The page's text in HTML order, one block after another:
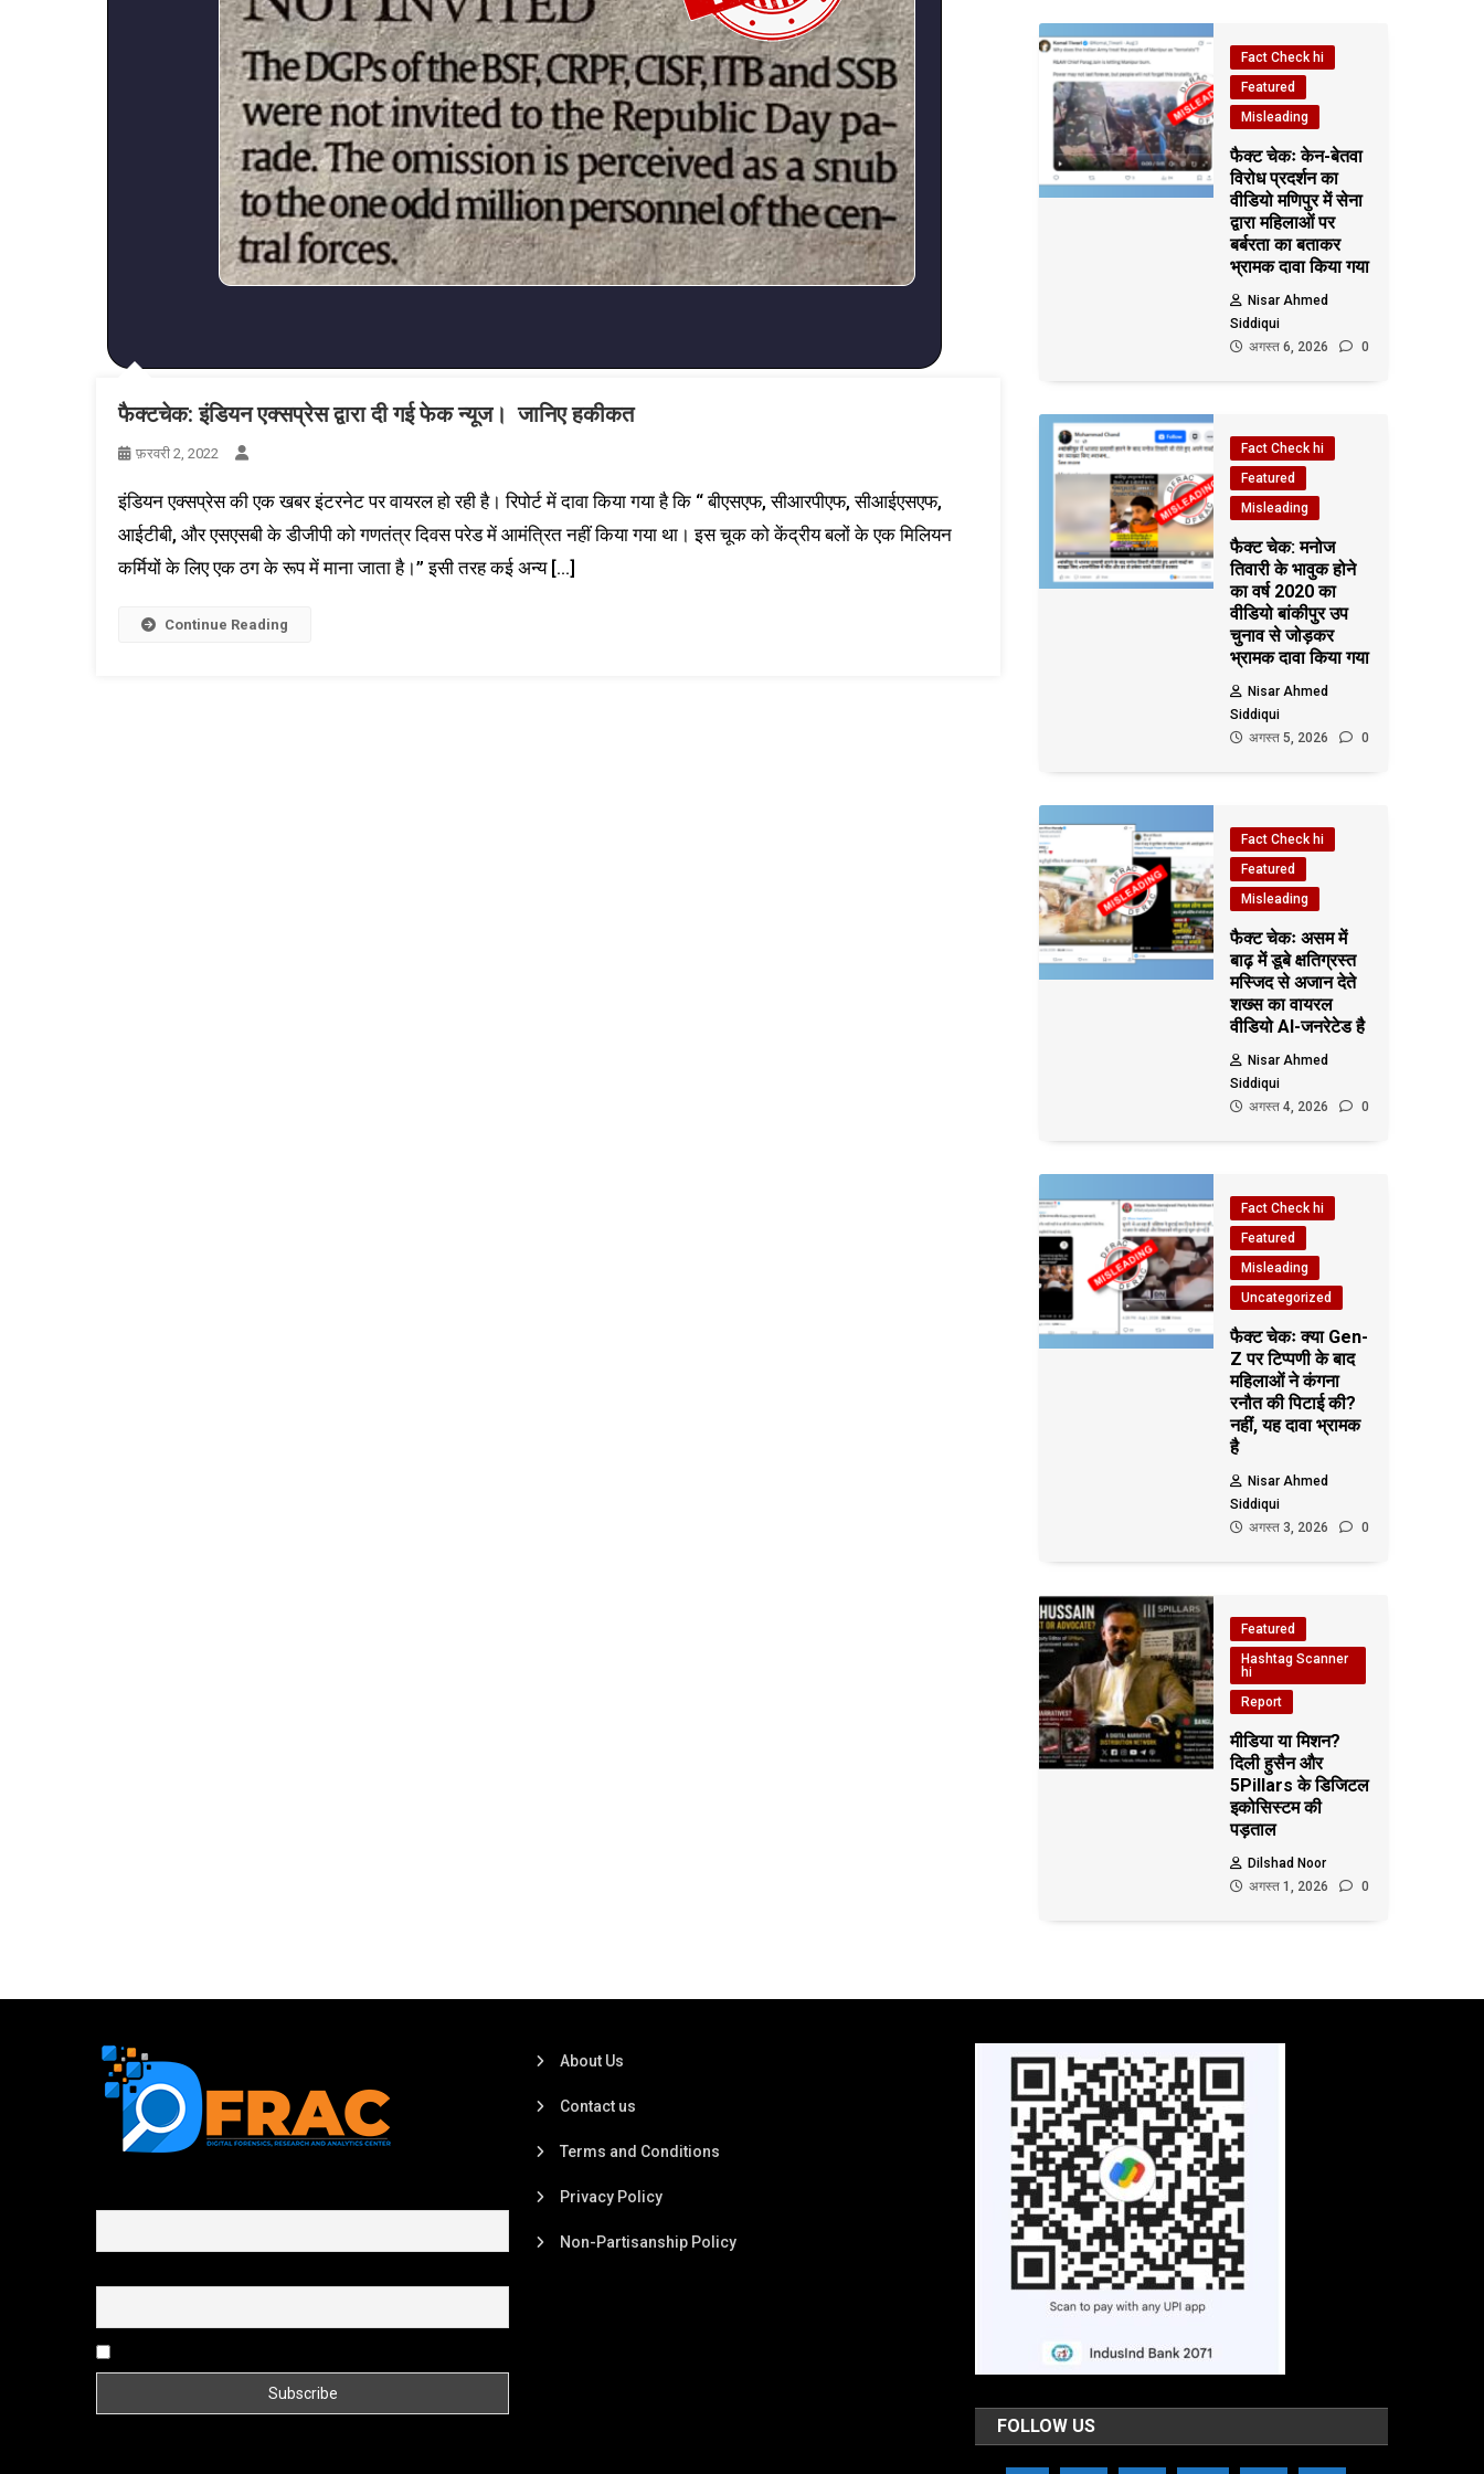
फैक्टचेक: इंडियन एक्सप्रेस द्वारा दी गई फेक न्यूज। जानिए हकीकत
फ़रवरी 2, 2022
इंडियन एक्सप्रेस की एक खबर इंटरनेट पर वायरल हो रही है। रिपोर्ट में दावा किया गया है कि “ बीएसएफ, सीआरपीएफ, सीआईएसएफ,
आईटीबी, और एसएसबी के डीजीपी को गणतंत्र दिवस परेड में आमंत्रित नहीं किया गया था। इस चूक को केंद्रीय बलों के एक मिलियन
कर्मियों के लिए एक ठग के रूप में माना जाता है।” इसी तरह कई अन्य […]
Continue Reading
Fact Check hi
Featured
Misleading
फैक्ट चेकः केन-बेतवा
विरोध प्रदर्शन का
वीडियो मणिपुर में सेना
द्वारा महिलाओं पर
बर्बरता का बताकर
भ्रामक दावा किया गया
Nisar Ahmed
Siddiqui
अगस्त 6, 2026
0
Fact Check hi
Featured
Misleading
फैक्ट चेक: मनोज
तिवारी के भावुक होने
का वर्ष 2020 का
वीडियो बांकीपुर उप
चुनाव से जोड़कर
भ्रामक दावा किया गया
Nisar Ahmed
Siddiqui
अगस्त 5, 2026
0
Fact Check hi
Featured
Misleading
फैक्ट चेकः असम में
बाढ़ में डूबे क्षतिग्रस्त
मस्जिद से अजान देते
शख्स का वायरल
वीडियो AI-जनरेटेड है
Nisar Ahmed
Siddiqui
अगस्त 4, 2026
0
Fact Check hi
Featured
Misleading
Uncategorized
फैक्ट चेकः क्या Gen-
Z पर टिप्पणी के बाद
महिलाओं ने कंगना
रनौत की पिटाई की?
नहीं, यह दावा भ्रामक
है
Nisar Ahmed
Siddiqui
अगस्त 3, 2026
0
Featured
Hashtag Scanner
hi
Report
मीडिया या मिशन?
दिली हुसैन और
5Pillars के डिजिटल
इकोसिस्टम की
पड़ताल
Dilshad Noor
अगस्त 1, 2026
0
About Us
Contact us
Terms and Conditions
Privacy Policy
Non-Partisanship Policy
FOLLOW US